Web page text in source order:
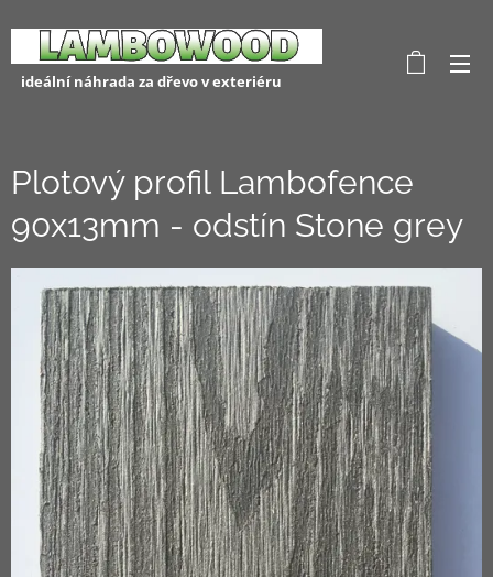
ideální náhrada za dřevo v exteriéru
Plotový profil Lambofence
90x13mm - odstín Stone grey